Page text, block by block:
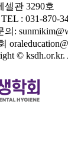
셀관 3290호
TEL : 031-870-
의:
© ksdh.or.kr.